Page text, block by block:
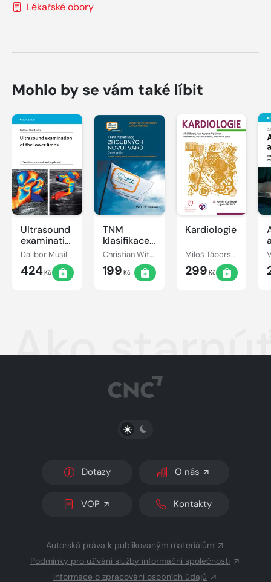
Lékařské obory
Mohlo by se vám také líbit
Ultrasound
examination
of the
lower limbs
Dalibor Musil
424Kč
TNM
klasifikace
zhoubných
novotvarů
Christian Wittekind, James D. Brierley, Mary K. Gospodarowicz
199 Kč
Kardiologie
Miloš Táborský, Josef Kautzner, Aleš Linhart
299 Kč
Ako
PŘEPNOUT SVĚTLÝ/TMAVÝ REŽIM
Dotazy O nás
VOP Kontakty
Autorská práva k publikovaným materiálům
Podmínky pro užívání služby informační společnosti
Informace o zpracování osobních údajů